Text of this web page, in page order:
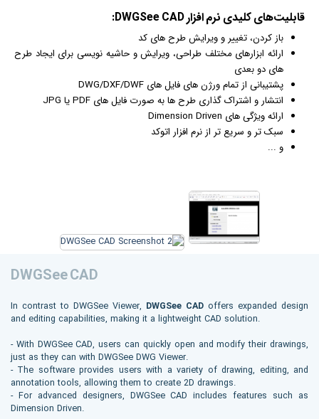
قابلیت‌های کلیدی نرم افزار
باز کردن، تغییر و ویرایش طرح های کد
ارائه ابزارهای مختلف طراحی، ویرایش و حاشیه نویسی برای ایجاد طرح
های دو بعدی
پشتیبانی از تمام ورژن های فایل های DWG/DXF/DWF
انتشار و اشتراک گذاری طرح ها به صورت فایل های PDF یا JPG
ارائه ویژگی های Dimension Driven
سبک تر و سریع تر از نرم افزار اتوکد
و ...
DWGSee CAD
In contrast to DWGSee Viewer, DWGSee CAD offers expanded design
and editing capabilities, making it a lightweight CAD solution.
- With DWGSee CAD, users can quickly open and modify their drawings,
just as they can with DWGSee DWG Viewer.
- The software provides users with a variety of drawing, editing, and
annotation tools, allowing them to create 2D drawings.
- For advanced designers, DWGSee CAD includes features such as
Dimension Driven.